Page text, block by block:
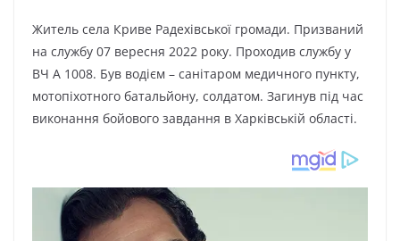
Житель села Криве Радехівської громади. Призваний
на службу 07 вересня 2022 року. Проходив службу у
ВЧ А 1008. Був водієм – санітаром медичного пункту,
мотопіхотного батальйону, солдатом. Загинув під час
виконання бойового завдання в Харківській області.